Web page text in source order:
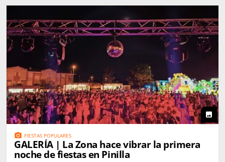
photo
photo_camera FIESTAS POPULARES
GALERÍA | La Zona hace vibrar la primera
noche de fiestas en Pinilla